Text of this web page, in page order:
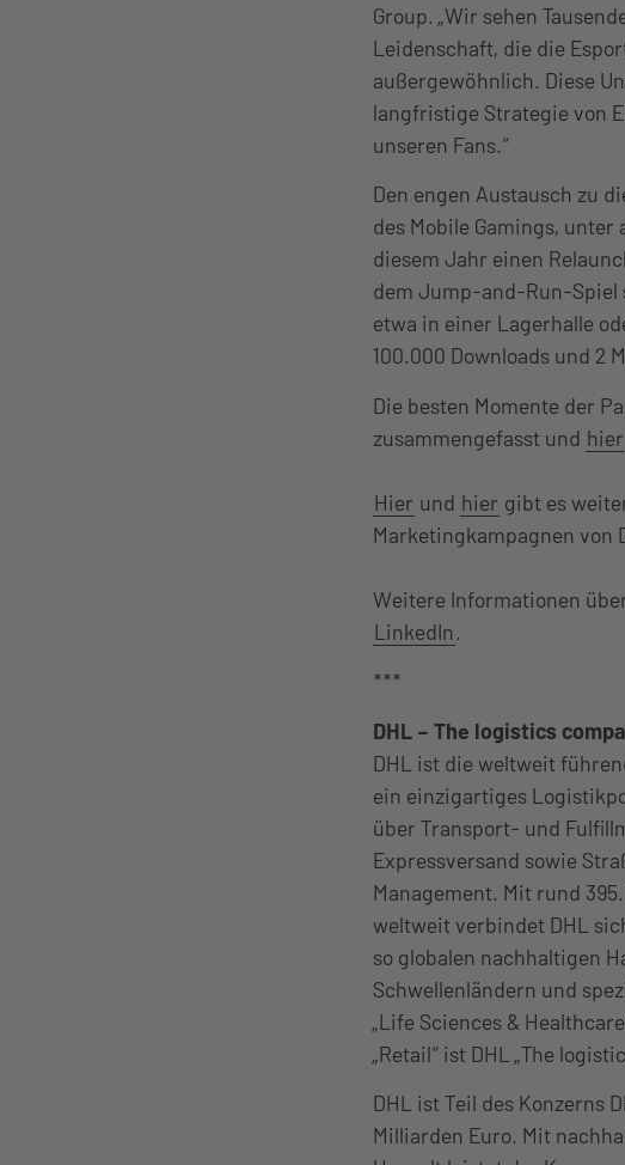
Group. „Wir sehen
Leidenschaft, die die
außergewöhnlich. Diese
langfristige Strategie von
unseren Fans.“
Den engen Austausch zu
des Mobile Gamings,
diesem Jahr einen
dem Jump-and-Run-Spiel
etwa in einer Lagerhalle
100.000 Downloads und 2
Die besten Momente der
zusammengefasst und hier
Hier und hier gibt es
Marketingkampagnen von
Weitere Informationen
LinkedIn.
***
DHL – The logistics
DHL ist die weltweit
ein einzigartiges
über Transport- und
Expressversand sowie
Management. Mit rund
weltweit verbindet DHL
so globalen nachhaltigen
Schwellenländern und
„Life Sciences &
„Retail“ ist DHL „The
DHL ist Teil des Konzerns
Milliarden Euro. Mit